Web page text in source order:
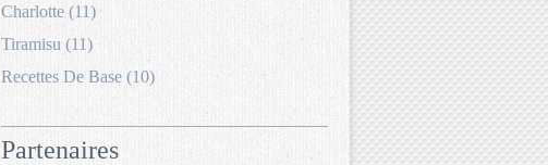
Charlotte (11)
Tiramisu (11)
Recettes De Base (10)
Partenaires